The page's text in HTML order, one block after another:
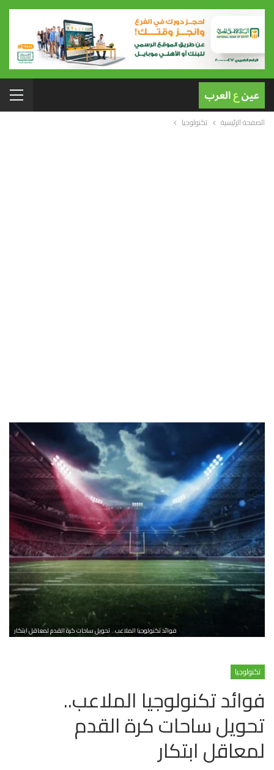
الصفحة الرئيسية تكنولوجيا
فوائد تكنولوجيا الملاعب.. تحويل ساحات كرة القدم لمعاقل ابتكار
تكنولوجيا
فوائد تكنولوجيا الملاعب..
تحويل ساحات كرة القدم
لمعاقل ابتكار